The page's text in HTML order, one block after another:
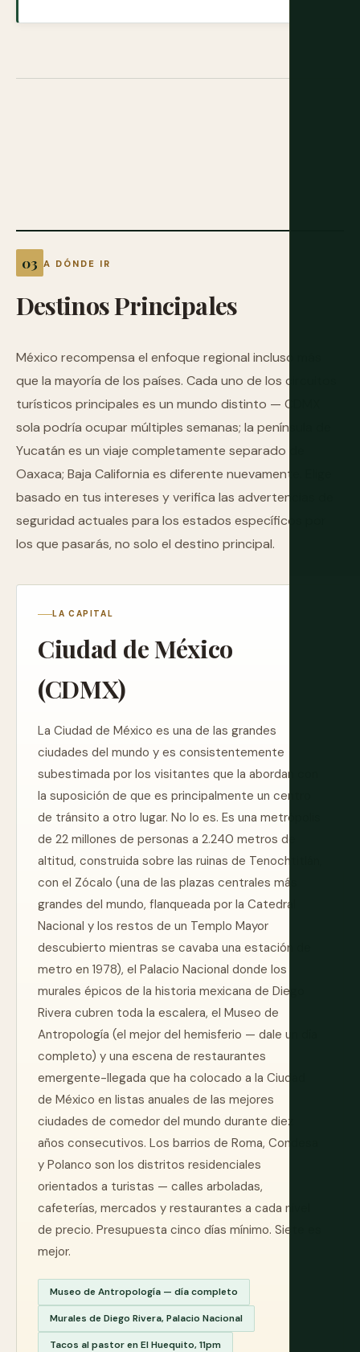
A DÓNDE IR
DestinosPrincipales
México recompensa el enfoque regional incluso más
que la mayoría de los países. Cada uno de los circuitos
turísticos principales es un mundo distinto — CDMX
sola podría ocupar múltiples semanas; la península de
Yucatán es un viaje completamente separado de
Oaxaca; Baja California es diferente nuevamente. Elige
basado en tus intereses y verifica las advertencias de
seguridad actuales para los estados específicos por
los que pasarás, no solo el destino principal.
LA CAPITAL
Ciudad de México
(CDMX)
La Ciudad de México es una de las grandes
ciudades del mundo y es consistentemente
subestimada por los visitantes que la abordan con
la suposición de que es principalmente un centro
de tránsito a otro lugar. No lo es. Es una metrópolis
de 22 millones de personas a 2.240 metros de
altitud, construida sobre las ruinas de Tenochtitlán,
con el Zócalo (una de las plazas centrales más
grandes del mundo, flanqueada por la Catedral
Nacional y los restos de un Templo Mayor
descubierto mientras se cavaba una estación de
metro en 1978), el Palacio Nacional donde los
murales épicos de la historia mexicana de Diego
Rivera cubren toda la escalera, el Museo de
Antropología (el mejor del hemisferio — dale un día
completo) y una escena de restaurantes
emergente-llegada que ha colocado a la Ciudad
de México en listas anuales de las mejores
ciudades de comedor del mundo durante diez
años consecutivos. Los barrios de Roma, Condesa
y Polanco son los distritos residenciales
orientados a turistas — calles arboladas,
cafeterías, mercados y restaurantes a cada nivel
de precio. Presupuesta cinco días mínimo. Siete es
mejor.
Museo de Antropología — día completo
Murales de Diego Rivera, Palacio Nacional
Tacos al pastor en El Huequito, 11pm